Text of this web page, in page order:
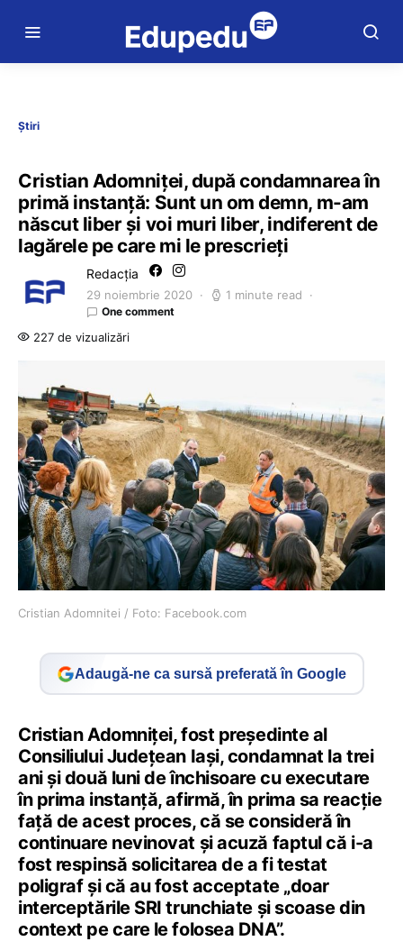
Știri
Cristian Adomniţei, după condamnarea în
primă instanță: Sunt un om demn, m-am
născut liber şi voi muri liber, indiferent de
lagărele pe care mi le prescrieţi
Redacția
29 noiembrie 2020 1 minute read
One comment
227 de vizualizări
Cristian Adomnitei / Foto: Facebook.com
Adaugă-ne ca sursă preferată în Google
Cristian Adomniţei, fost președinte al
Consiliului Județean Iași, condamnat la trei
ani şi două luni de închisoare cu executare
în prima instanță, afirmă, în prima sa reacție
față de acest proces, că se consideră în
continuare nevinovat și acuză faptul că i-a
fost respinsă solicitarea de a fi testat
poligraf și că au fost acceptate „doar
interceptările SRI trunchiate și scoase din
context pe care le folosea DNA”.